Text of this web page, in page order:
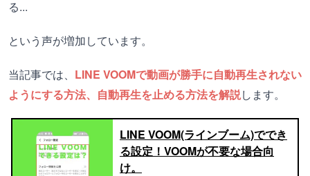
る...
という声が増加しています。
当記事では、 LINE VOOMで動画が勝手に自動再生されない
ようにする方法、自動再生を止める方法を解説します。
LINE VOOM(ラインブーム)ででき
る設定！VOOMが不要な場合向
け。